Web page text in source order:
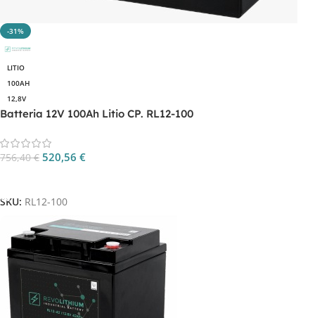
-31%
LITIO
100AH
12,8V
Batteria 12V 100Ah Litio CP. RL12-100
756,40€ 520,56 €
SKU: RL12-100